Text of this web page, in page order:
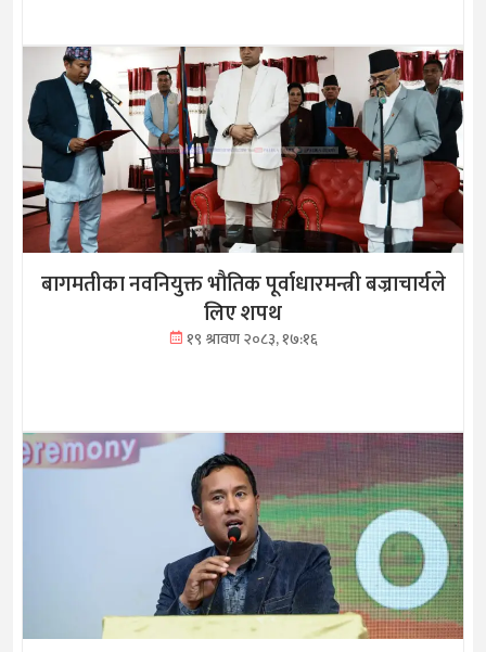
बागमतीका नवनियुक्त भौतिक पूर्वाधारमन्त्री बज्राचार्यले
लिए शपथ
१९ श्रावण २०८३, १७:१६